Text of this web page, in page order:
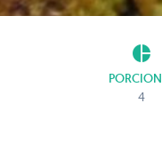
pie_chart
4